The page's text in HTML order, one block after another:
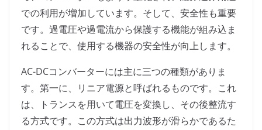
での利用が増加しています。そして、安全性も重要
です。過電圧や過電流から保護する機能が組み込ま
れることで、使用する機器の安全性が向上します。
AC-DCコンバーターには主に三つの種類がありま
す。第一に、リニア電源と呼ばれるものです。これ
は、トランスを用いて電圧を変換し、その後整流す
る方式です。この方式は出力波形が滑らかであるた